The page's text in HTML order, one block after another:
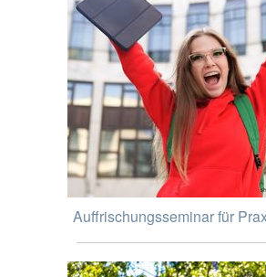
Auffrischungsseminar für